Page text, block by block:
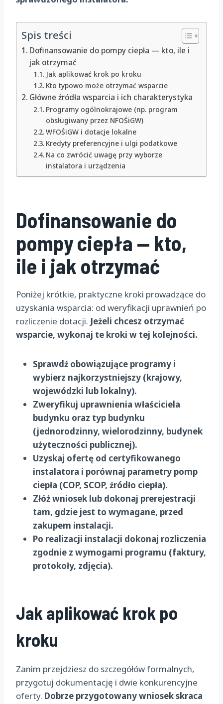
Spis treści
Dofinansowanie do pompy ciepła — kto, ile i
jak otrzymać
Jak aplikować krok po kroku
Kto typowo może otrzymać wsparcie
Główne źródła wsparcia i ich charakterystyka
Programy ogólnokrajowe (np. program
obsługiwany przez NFOŚiGW)
WFOŚiGW i dotacje lokalne
Kredyty preferencyjne i ulgi podatkowe
Na co zwrócić uwagę przy wyborze
instalatora i urządzenia
Dofinansowanie do
pompy ciepła — kto,
ile i jak otrzymać
Poniżej krótkie, praktyczne kroki prowadzące do
uzyskania wsparcia: od weryfikacji uprawnień po
rozliczenie dotacji. Jeżeli chcesz otrzymać
wsparcie, wykonaj te kroki w tej kolejności.
Sprawdź obowiązujące programy i
wybierz najkorzystniejszy (krajowy,
wojewódzki lub lokalny).
Zweryfikuj uprawnienia właściciela
budynku oraz typ budynku
(jednorodzinny, wielorodzinny, budynek
użyteczności publicznej).
Uzyskaj ofertę od certyfikowanego
instalatora i porównaj parametry pomp
ciepła (COP, SCOP, źródło ciepła).
Złóż wniosek lub dokonaj prerejestracji
tam, gdzie jest to wymagane, przed
zakupem instalacji.
Po realizacji instalacji dokonaj rozliczenia
zgodnie z wymogami programu (faktury,
protokoły, zdjęcia).
Jak aplikować krok po
kroku
Zanim przejdziesz do szczegółów formalnych,
przygotuj dokumentację i dwie konkurencyjne
oferty. Dobrze przygotowany wniosek skraca